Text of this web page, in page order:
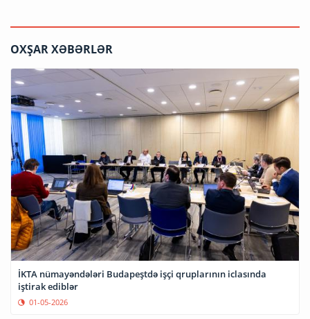
OXŞAR XƏBƏRLƏR
İKTA nümayəndələri Budapeştdə işçi qruplarının iclasında
iştirak ediblər
01-05-2026